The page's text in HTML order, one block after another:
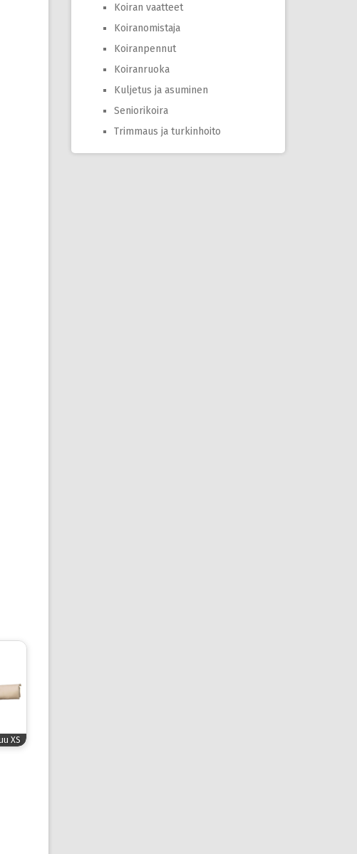
XS
Koiran vaatteet
Koiranomistaja
Koiranpennut
Koiranruoka
Kuljetus ja asuminen
Seniorikoira
Trimmaus ja turkinhoito